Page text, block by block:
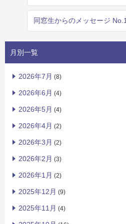
同窓生からのメッセージ
月別一覧
2026年7月 (8)
2026年6月 (4)
2026年5月 (4)
2026年4月 (2)
2026年3月 (2)
2026年2月 (3)
2026年1月 (2)
2025年12月 (9)
2025年11月 (4)